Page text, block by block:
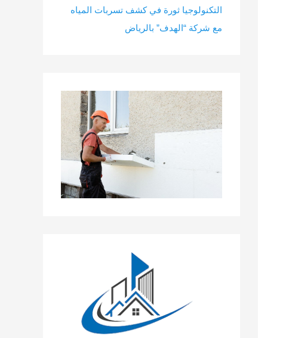
التكنولوجيا ثورة في كشف تسربات المياه
مع شركة “الهدف” بالرياض